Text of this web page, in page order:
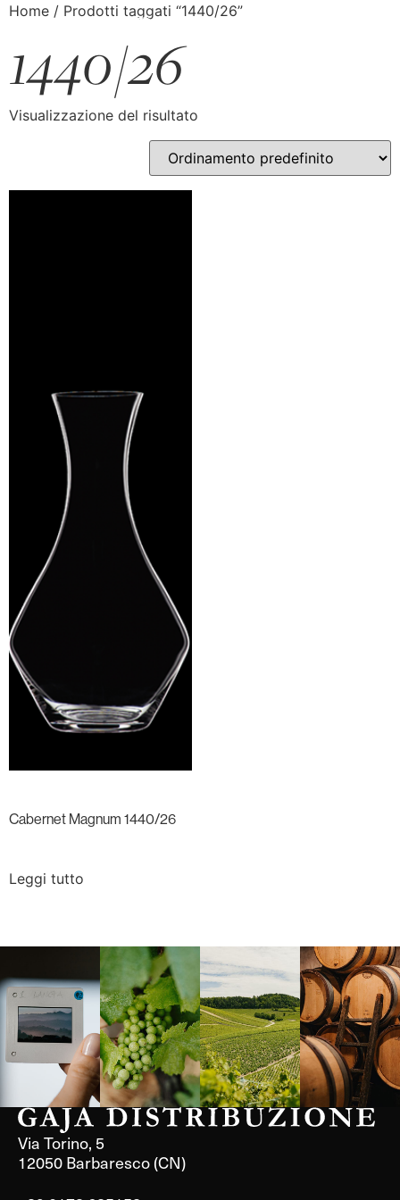
Home / Prodotti taggati “1440/26”
1440/26
Visualizzazione del risultato
Cabernet Magnum 1440/26
Leggi tutto
Borgogna,
Francia
Borgogna,
Francia
Instagram
Via Torino, 5
12050 Barbaresco (CN)